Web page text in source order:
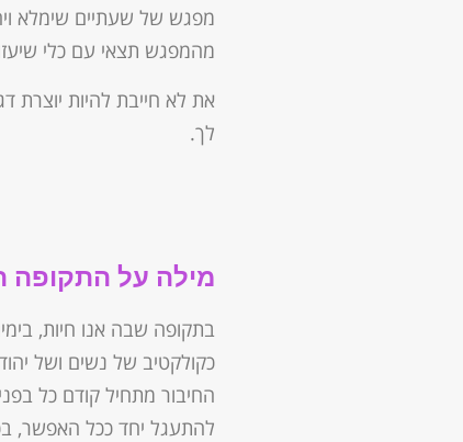
מפגש של שעתיים שימלא
מהמפגש תצאי עם כלי
את לא חייבת להיות
לך.
מילה על התקופה
בתקופה שבה אנו חיות,
כקולקטיב של נשים ושל
החיבור מתחיל קודם כל
להתעגל יחד ככל האפשר,